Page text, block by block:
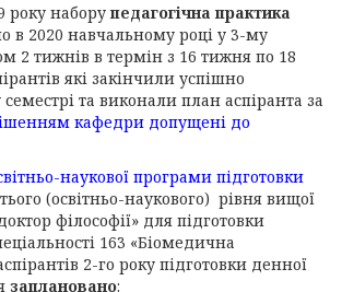
року наборупедагогічна практика
в 2020 навчальному році у 3-му
2 тижнів в термін з 16 тижня по 18
які закінчили успішно
та виконали план аспіранта за
кафедри допущені до
наукової програми підготовки
(освітньо-наукового) рівня вищої
філософії» для підготовки
163 «Біомедична
2-го року підготовки денної
заплановано: